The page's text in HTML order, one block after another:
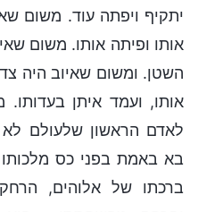
יתקיף ויפתה עוד. משום
אותו ופיתה אותו. משום
השטן. ומשום שאיוב היה
אותו, ועמד איתן בעדותו.
לאדם הראשון שלעולם לא
בא באמת בפני כס
ברכתו של אלוהים,